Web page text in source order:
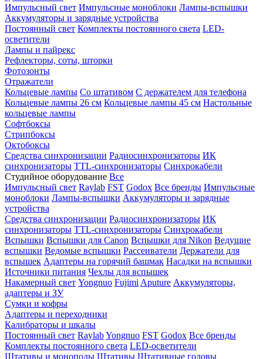
Импульсный свет Импульсные моноблоки Лампы-вспышки
Аккумуляторы и зарядные устройства
Постоянный свет Комплекты постоянного света LED-
осветители
Лампы и пайрекс
Рефлекторы, соты, шторки
Фотозонты
Отражатели
Кольцевые лампы Со штативом С держателем для телефона
Кольцевые лампы 26 см Кольцевые лампы 45 см Настольные
кольцевые лампы
Софтбоксы
Стрипбоксы
Октобоксы
Средства синхронизации Радиосинхронизаторы ИК
синхронизаторы TTL-синхронизаторы Синхрокабели
Студийное оборудование Все
Импульсный свет Raylab FST Godox Все бренды Импульсные
моноблоки Лампы-вспышки Аккумуляторы и зарядные
устройства
Средства синхронизации Радиосинхронизаторы ИК
синхронизаторы TTL-синхронизаторы Синхрокабели
Вспышки Вспышки для Canon Вспышки для Nikon Ведущие
вспышки Ведомые вспышки Рассеиватели Держатели для
вспышек Адаптеры на горячий башмак Насадки на вспышки
Источники питания Чехлы для вспышек
Накамерный свет Yongnuo Fujimi Aputure Аккумуляторы,
адаптеры и ЗУ
Сумки и кофры
Адаптеры и переходники
Калибраторы и шкалы
Постоянный свет RaylabYongnuo FST Godox Все бренды
Комплекты постоянного света LED-осветители
Штативы и моноподы Штативы Штативные головы